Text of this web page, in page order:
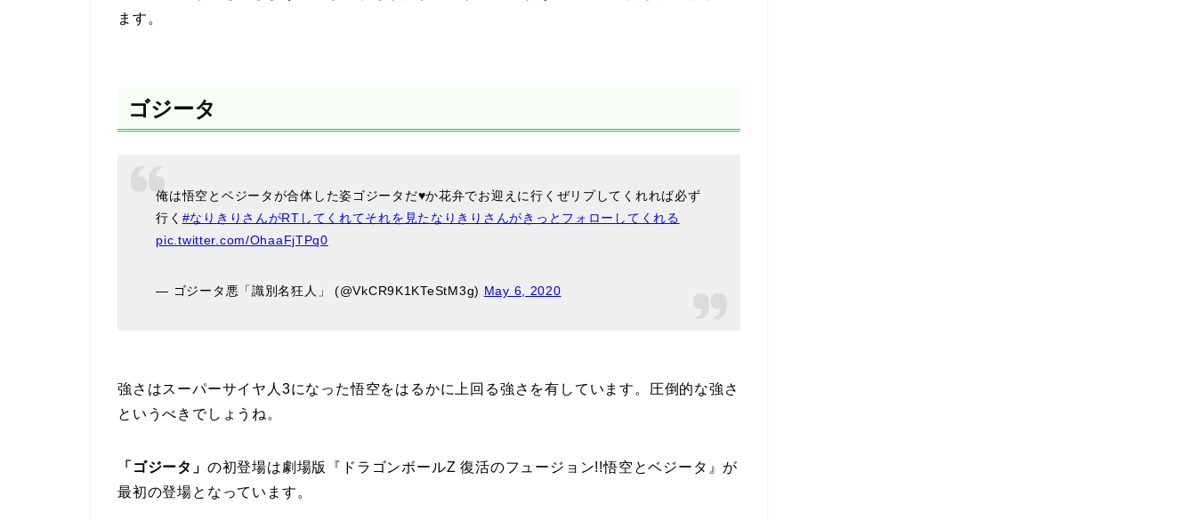
ます。
ゴジータ
俺は悟空とベジータが合体した姿ゴジータだ♥か花弁でお迎えに行くぜリプしてくれれば必ず
行く #なりきりさんがRTしてくれてそれを見たなりきりさんがきっとフォローしてくれる
pic.twitter.com/OhaaFjTPq0
— ゴジータ悪「識別名狂人」 (@VkCR9K1KTeStM3g) May 6, 2020
強さはスーパーサイヤ人3になった悟空をはるかに上回る強さを有しています。圧倒的な強さ
というべきでしょうね。
「ゴジータ」 の初登場は劇場版『ドラゴンボールZ 復活のフュージョン!!悟空とベジータ』が
最初の登場となっています。